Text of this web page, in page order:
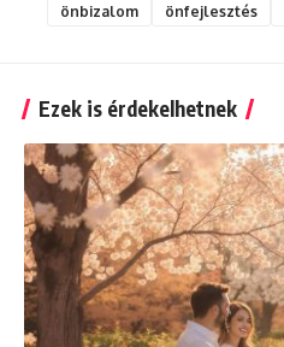
önbizalom
önfejlesztés
Ezek is érdekelhetnek